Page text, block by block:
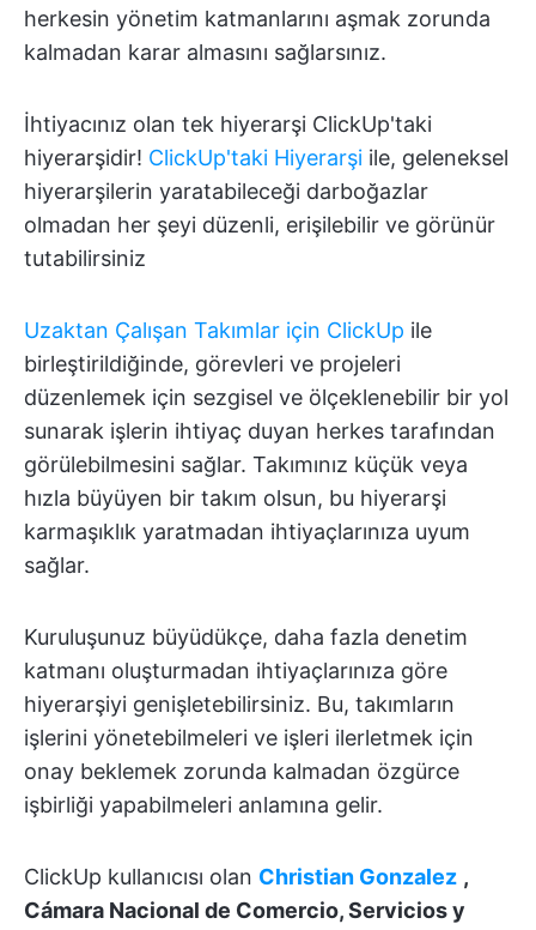
herkesin yönetim katmanlarını aşmak zorunda
kalmadan karar almasını sağlarsınız.
İhtiyacınız olan tek hiyerarşi ClickUp'taki
hiyerarşidir! ClickUp'taki Hiyerarşi ile, geleneksel
hiyerarşilerin yaratabileceği darboğazlar
olmadan her şeyi düzenli, erişilebilir ve görünür
tutabilirsiniz
Uzaktan Çalışan Takımlar için ClickUp ile
birleştirildiğinde, görevleri ve projeleri
düzenlemek için sezgisel ve ölçeklenebilir bir yol
sunarak işlerin ihtiyaç duyan herkes tarafından
görülebilmesini sağlar. Takımınız küçük veya
hızla büyüyen bir takım olsun, bu hiyerarşi
karmaşıklık yaratmadan ihtiyaçlarınıza uyum
sağlar.
Kuruluşunuz büyüdükçe, daha fazla denetim
katmanı oluşturmadan ihtiyaçlarınıza göre
hiyerarşiyi genişletebilirsiniz. Bu, takımların
işlerini yönetebilmeleri ve işleri ilerletmek için
onay beklemek zorunda kalmadan özgürce
işbirliği yapabilmeleri anlamına gelir.
ClickUp kullanıcısı olan Christian Gonzalez ,
Cámara Nacional de Comercio, Servicios y